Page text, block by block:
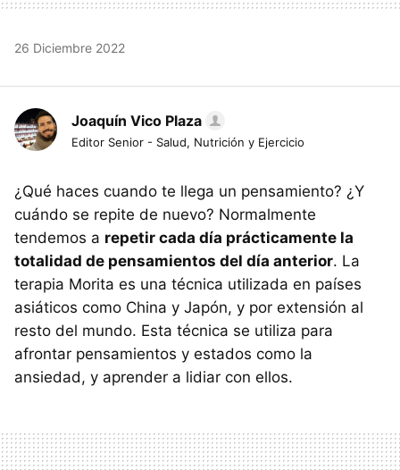
26 Diciembre 2022
Joaquín Vico Plaza
Editor Senior - Salud, Nutrición y Ejercicio
¿Qué haces cuando te llega un pensamiento? ¿Y
cuándo se repite de nuevo? Normalmente
tendemos a repetir cada día prácticamente la
totalidad de pensamientos del día anterior. La
terapia Morita es una técnica utilizada en países
asiáticos como China y Japón, y por extensión al
resto del mundo. Esta técnica se utiliza para
afrontar pensamientos y estados como la
ansiedad, y aprender a lidiar con ellos.